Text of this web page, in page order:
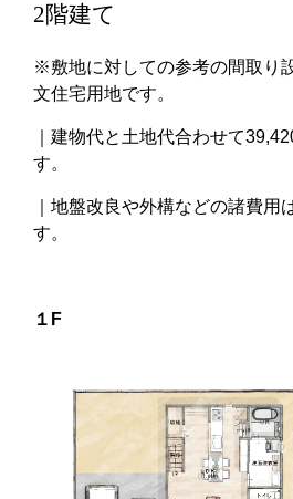
2階建て
※敷地に対しての参考の間取り
文住宅用地です。
｜建物代と土地代合わせて
す。
｜地盤改良や外構などの諸費用
す。
１F